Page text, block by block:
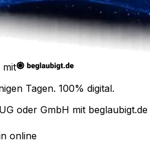
mit
Tagen. 100% digital.
oder GmbH mit beglaubigt.de
online